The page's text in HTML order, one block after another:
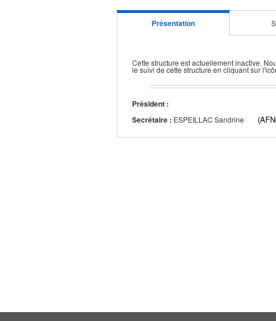
Présentation
Cette structure est actuellement inactive.
le suivi de cette structure en cliquant sur
Président :
Secrétaire : ESPEILLAC Sandrine